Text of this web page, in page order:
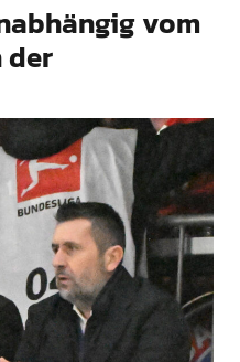
vom
der